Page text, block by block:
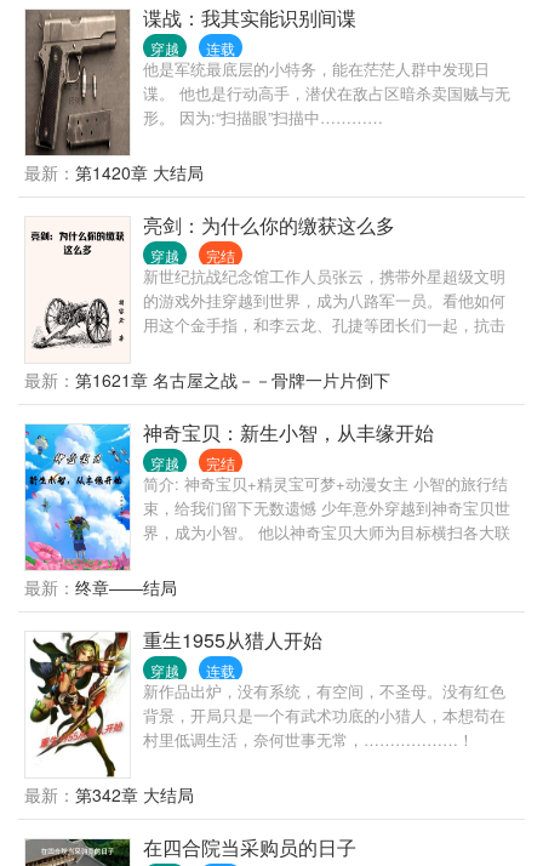
谍战：我其实能识别间谍
穿越 连载
他是军统最底层的小特务，能在茫茫人群中发现日
谍。 他也是行动高手，潜伏在敌占区暗杀卖国贼与无
形。 因为:“扫描眼”扫描中…………
最新： 第1420章 大结局
亮剑：为什么你的缴获这么多
穿越 完结
新世纪抗战纪念馆工作人员张云，携带外星超级文明
的游戏外挂穿越到世界，成为八路军一员。看他如何
用这个金手指，和李云龙、孔捷等团长们一起，抗击
器！
最新： 第1621章 名古屋之战－－骨牌一片片倒下
神奇宝贝：新生小智，从丰缘开始
穿越 完结
简介: 神奇宝贝+精灵宝可梦+动漫女主 小智的旅行结
束，给我们留下无数遗憾 少年意外穿越到神奇宝贝世
界，成为小智。 他以神奇宝贝大师为目标横扫各大联
最新： 终章——结局
重生1955从猎人开始
穿越 连载
新作品出炉，没有系统，有空间，不圣母。没有红色
背景，开局只是一个有武术功底的小猎人，本想苟在
村里低调生活，奈何世事无常，………………！
最新： 第342章 大结局
在四合院当采购员的日子